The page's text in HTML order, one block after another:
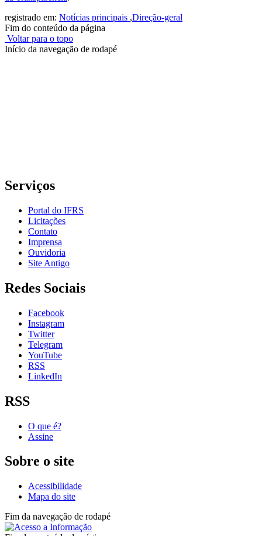
registrado em: Notícias principais ,Direção-geral
Fim do conteúdo da página
Voltar para o topo
Início da navegação de rodapé
Serviços
Portal do IFRS
Licitações
Contato
Imprensa
Ouvidoria
Site Antigo
Redes Sociais
Facebook
Instagram
Twitter
Telegram
YouTube
RSS
LinkedIn
RSS
O que é?
Assine
Sobre o site
Acessibilidade
Mapa do site
Fim da navegação de rodapé